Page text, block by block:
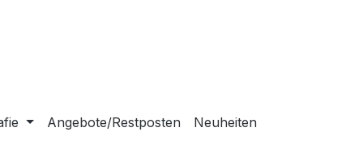
Angebote/Restposten Neuheiten